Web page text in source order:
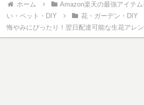
ホーム Amazon楽天の最強アイテ
い・ペット・DIY
花・ガーデン・DIY
悔やみにぴったり！翌日配達可能な生花アレ